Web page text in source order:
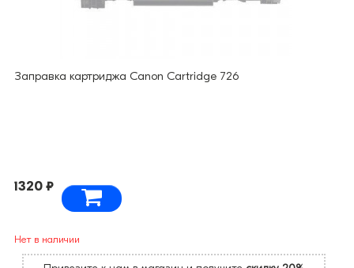
Заправка картриджа Canon Cartridge 726
1320 ₽
Нет в наличии